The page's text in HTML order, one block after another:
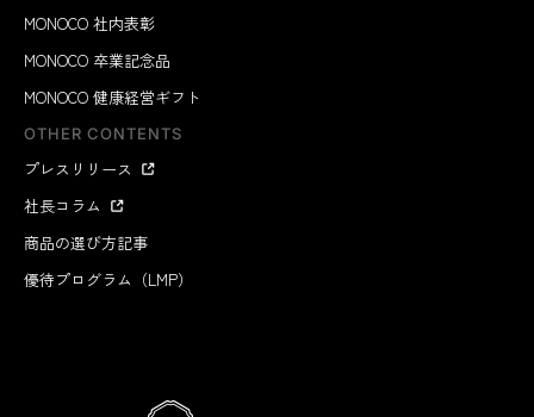
MONOCO 社内表彰
MONOCO 卒業記念品
MONOCO 健康経営ギフト
OTHER CONTENTS
プレスリリース
社長コラム
商品の選び方記事
優待プログラム（LMP）